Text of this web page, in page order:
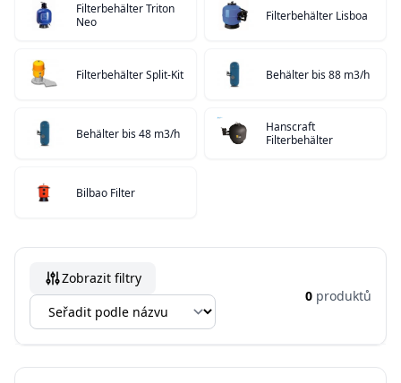
Filterbehälter Triton
Neo
Filterbehälter Lisboa
Filterbehälter Split-Kit Behälter bis 88 m3/h
Behälter bis 48 m3/h
Hanscraft
Filterbehälter
Bilbao Filter
Zobrazit filtry
0 produktů